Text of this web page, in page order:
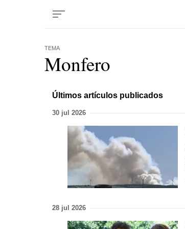
TEMA
Monfero
Últimos artículos publicados
30 jul 2026
28 jul 2026